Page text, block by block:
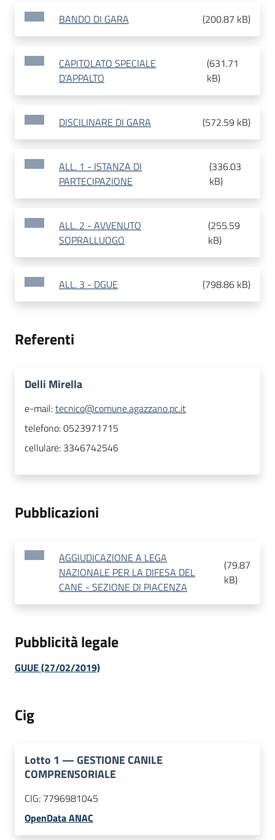
BANDO DI GARA (200.87 kB)
CAPITOLATO SPECIALE
D'APPALTO
(631.71
kB)
DISCILINARE DI GARA (572.59 kB)
ALL. 1 - ISTANZA DI
PARTECIPAZIONE
(336.03
kB)
ALL. 2 - AVVENUTO
SOPRALLUOGO
(255.59
kB)
ALL. 3 - DGUE (798.86 kB)
Referenti
Delli Mirella
e-mail:tecnico@comune.agazzano.pc.it
telefono:0523971715
cellulare: 3346742546
Pubblicazioni
AGGIUDICAZIONE A LEGA
NAZIONALE PER LA DIFESA DEL
CANE - SEZIONE DI PIACENZA
(79.87
kB)
Pubblicità legale
GUUE (27/02/2019)
Cig
Lotto 1 —GESTIONE CANILE
COMPRENSORIALE
CIG: 7796981045
OpenData ANAC